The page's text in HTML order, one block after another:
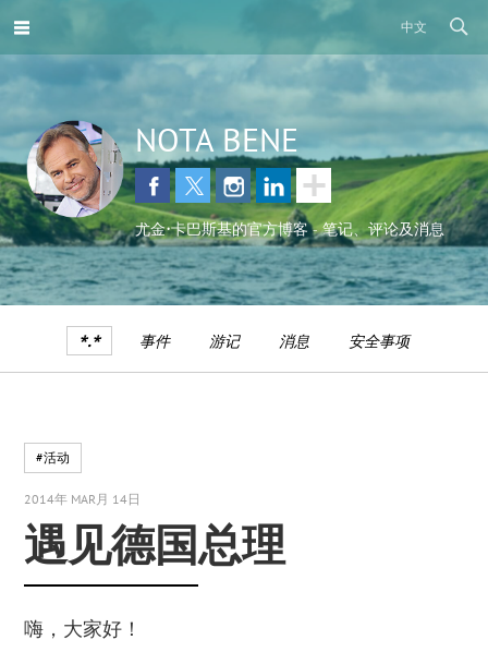
中文
NOTA BENE
尤金•卡巴斯基的官方博客 - 笔记、评论及消息
*.* 事件 游记 消息 安全事项
#活动
2014年 MAR月 14日
遇见德国总理
嗨，大家好！